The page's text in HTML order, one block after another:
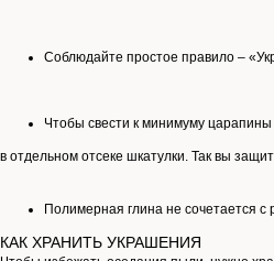
Соблюдайте простое правило –
Чтобы свести к минимуму
в отдельном отсеке шкатулки. Так вы
Полимерная глина не сочетается
КАК ХРАНИТЬ УКРАШЕНИЯ